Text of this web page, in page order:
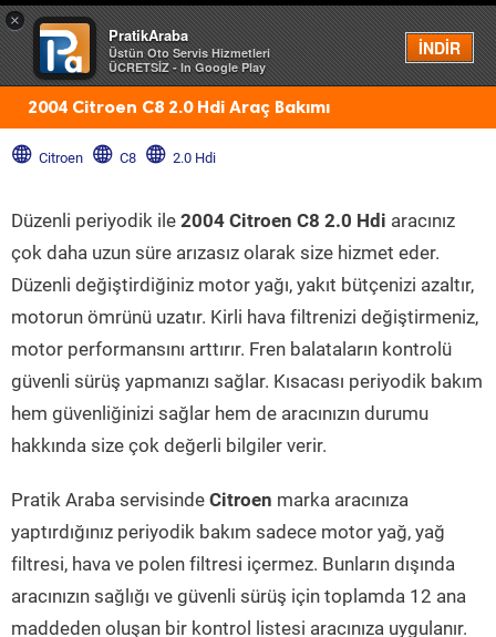
×
PratikAraba
Üstün Oto Servis Hizmetleri
ÜCRETSİZ - In Google Play
İNDİR
Menü
2004 Citroen C8 2.0 Hdi Araç Bakımı
Citroen C8 2.0 Hdi
Düzenli periyodik ile 2004 Citroen C8 2.0 Hdi aracınız
çok daha uzun süre arızasız olarak size hizmet eder.
Düzenli değiştirdiğiniz motor yağı, yakıt bütçenizi azaltır,
motorun ömrünü uzatır. Kirli hava filtrenizi değiştirmeniz,
motor performansını arttırır. Fren balataların kontrolü
güvenli sürüş yapmanızı sağlar. Kısacası periyodik bakım
hem güvenliğinizi sağlar hem de aracınızın durumu
hakkında size çok değerli bilgiler verir.
Pratik Araba servisinde Citroen marka aracınıza
yaptırdığınız periyodik bakım sadece motor yağ, yağ
filtresi, hava ve polen filtresi içermez. Bunların dışında
aracınızın sağlığı ve güvenli sürüş için toplamda 12 ana
maddeden oluşan bir kontrol listesi aracınıza uygulanır.